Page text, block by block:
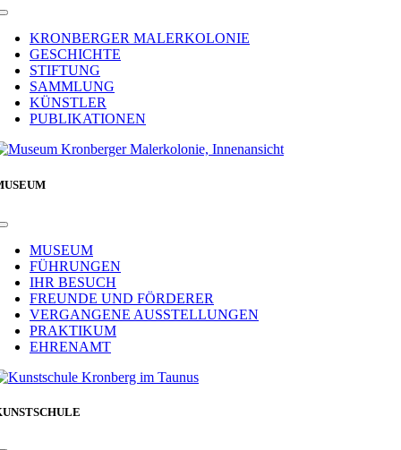
Toggle
NavigationKRONBERGER MALERKOLONIE
GESCHICHTE
STIFTUNG
SAMMLUNG
KÜNSTLER
PUBLIKATIONEN
Toggle
NavigationMUSEUM
FÜHRUNGEN
IHR BESUCH
FREUNDE UND FÖRDERER
VERGANGENE AUSSTELLUNGEN
PRAKTIKUM
EHRENAMT